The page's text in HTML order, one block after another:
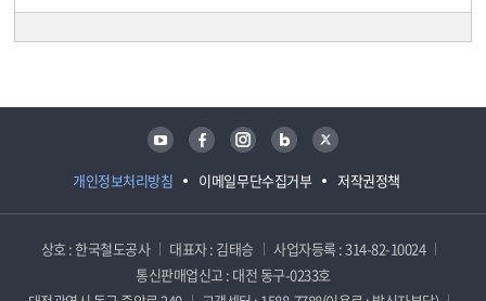
개인정보처리방침 이메일무단수집거부 저작권정책
유튜브 페이스북 인스타그램 블로그 트위터
상호 : 한국철도공사 대표자 : 김태승
사업자등록 : 314-82-10024
통신판매업신고 : 대전 동구-0233호